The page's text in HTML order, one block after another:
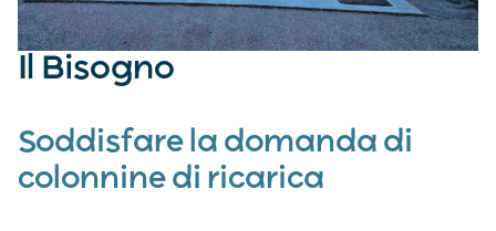
Il Bisogno
Soddisfare la domanda di
colonnine di ricarica